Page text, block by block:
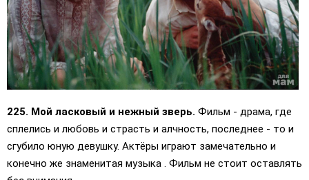
225. Мой ласковый и нежный зверь. Фильм - драма, где
сплелись и любовь и страсть и алчность, последнее - то и
сгубило юную девушку. Актёры играют замечательно и
конечно же знаменитая музыка . Фильм не стоит оставлять